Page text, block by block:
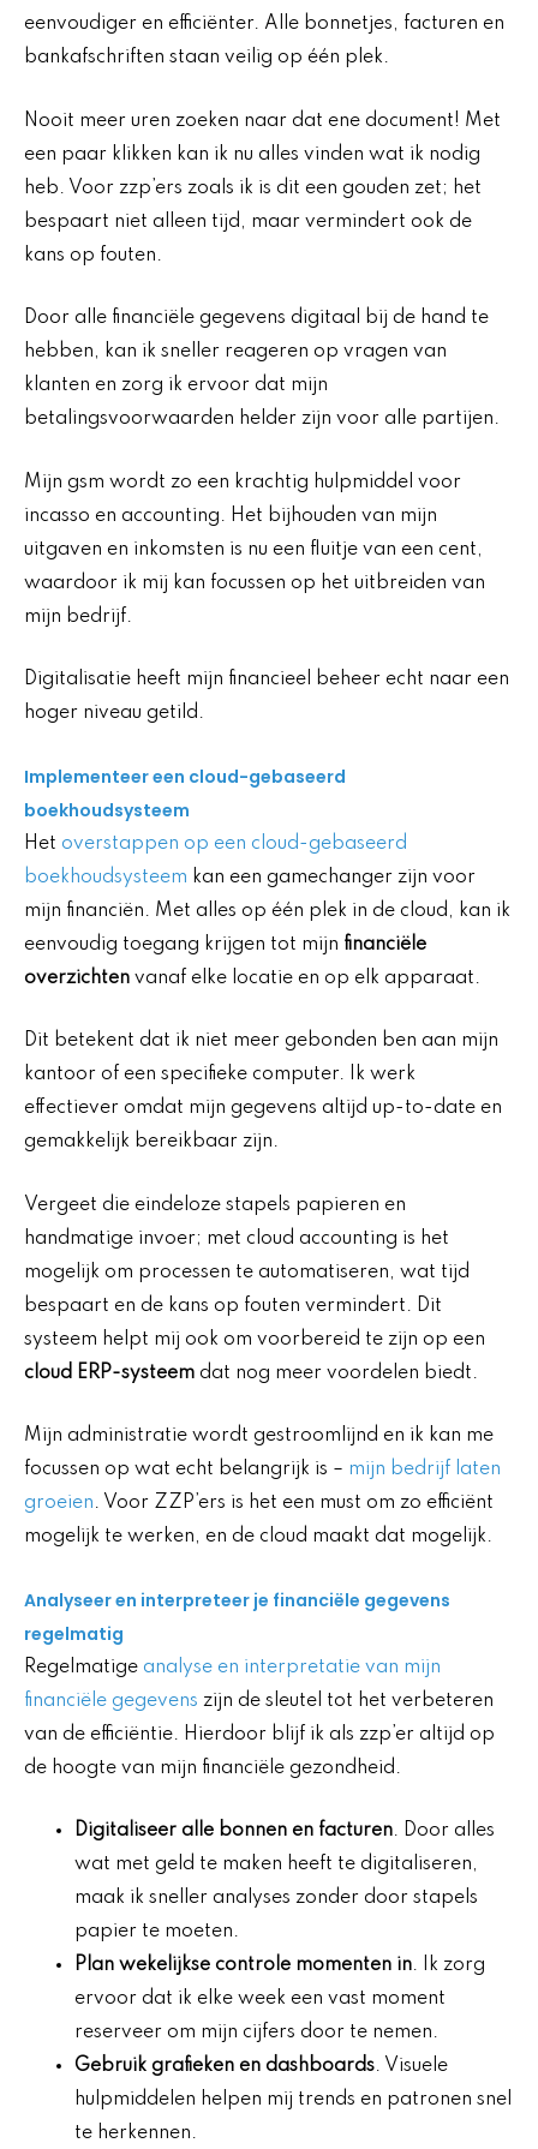
eenvoudiger en efficiënter. Alle bonnetjes, facturen en
bankafschriften staan veilig op één plek.
Nooit meer uren zoeken naar dat ene document! Met
een paar klikken kan ik nu alles vinden wat ik nodig
heb. Voor zzp’ers zoals ik is dit een gouden zet; het
bespaart niet alleen tijd, maar vermindert ook de
kans op fouten.
Door alle financiële gegevens digitaal bij de hand te
hebben, kan ik sneller reageren op vragen van
klanten en zorg ik ervoor dat mijn
betalingsvoorwaarden helder zijn voor alle partijen.
Mijn gsm wordt zo een krachtig hulpmiddel voor
incasso en accounting. Het bijhouden van mijn
uitgaven en inkomsten is nu een fluitje van een cent,
waardoor ik mij kan focussen op het uitbreiden van
mijn bedrijf.
Digitalisatie heeft mijn financieel beheer echt naar een
hoger niveau getild.
Implementeer een cloud-gebaseerd
boekhoudsysteem
Het overstappen op een cloud-gebaseerd
boekhoudsysteem kan een gamechanger zijn voor
mijn financiën. Met alles op één plek in de cloud, kan ik
eenvoudig toegang krijgen tot mijn financiële
overzichten vanaf elke locatie en op elk apparaat.
Dit betekent dat ik niet meer gebonden ben aan mijn
kantoor of een specifieke computer. Ik werk
effectiever omdat mijn gegevens altijd up-to-date en
gemakkelijk bereikbaar zijn.
Vergeet die eindeloze stapels papieren en
handmatige invoer; met cloud accounting is het
mogelijk om processen te automatiseren, wat tijd
bespaart en de kans op fouten vermindert. Dit
systeem helpt mij ook om voorbereid te zijn op een
cloud ERP-systeem dat nog meer voordelen biedt.
Mijn administratie wordt gestroomlijnd en ik kan me
focussen op wat echt belangrijk is – mijn bedrijf laten
groeien. Voor ZZP’ers is het een must om zo efficiënt
mogelijk te werken, en de cloud maakt dat mogelijk.
Analyseer en interpreteer je financiële gegevens
regelmatig
Regelmatige analyse en interpretatie van mijn
financiële gegevens zijn de sleutel tot het verbeteren
van de efficiëntie. Hierdoor blijf ik als zzp’er altijd op
de hoogte van mijn financiële gezondheid.
Digitaliseer alle bonnen en facturen. Door alles
wat met geld te maken heeft te digitaliseren,
maak ik sneller analyses zonder door stapels
papier te moeten.
Plan wekelijkse controle momenten in. Ik zorg
ervoor dat ik elke week een vast moment
reserveer om mijn cijfers door te nemen.
Gebruik grafieken en dashboards. Visuele
hulpmiddelen helpen mij trends en patronen snel
te herkennen.